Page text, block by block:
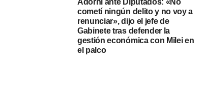
Adorni ante Diputados: «No
cometí ningún delito y no voy a
renunciar», dijo el jefe de
Gabinete tras defender la
gestión económica con Milei en
el palco